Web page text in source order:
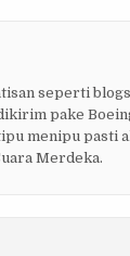
seperti
pake
menipu pasti
Merdeka.